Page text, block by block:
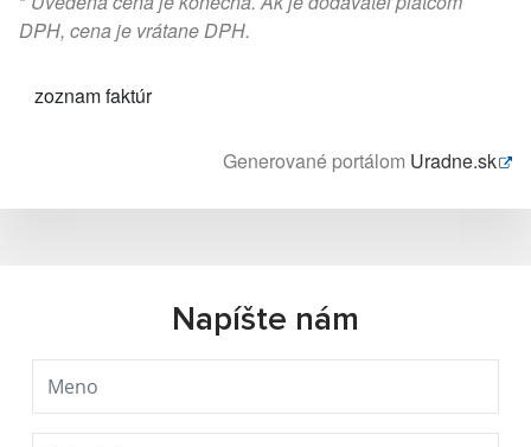
DPH, cena je vrátane DPH.
zoznam faktúr
Generované portálom Uradne.sk
Napíšte nám